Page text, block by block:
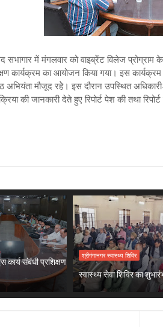
सभागार में मंगलवार को वाइब्रेंट विलेज प्रोग्राम
कार्यक्रम का आयोजन किया गया। इस कार्यक्रम में
मौजूद रहेे। इस दौरान उपस्थित अधिकारी-
की जानकारी देते हुए रिपोर्ट पेश की तथा
कार्य संबंधी प्रशिक्षण
श्रीगंगानगर स्वास्थ्य शिविर
स्वास्थ्य सेवा शिविर का